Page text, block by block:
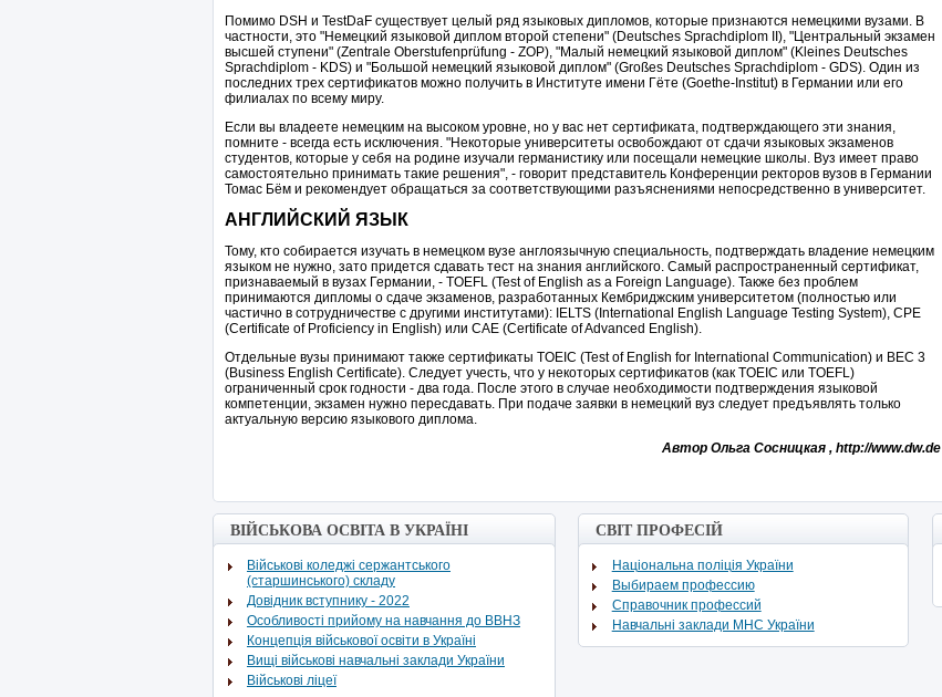
Помимо DSH и TestDaF существует целый ряд языковых дипломов, которые признаются немецкими вузами. В
частности, это "Немецкий языковой диплом второй степени" (Deutsches Sprachdiplom II), "Центральный экзамен
высшей ступени" (Zentrale Oberstufenprüfung - ZOP), "Малый немецкий языковой диплом" (Kleines Deutsches
Sprachdiplom - KDS) и "Большой немецкий языковой диплом" (Großes Deutsches Sprachdiplom - GDS). Один из
последних трех сертификатов можно получить в Институте имени Гёте (Goethe-Institut) в Германии или его
филиалах по всему миру.
Если вы владеете немецким на высоком уровне, но у вас нет сертификата, подтверждающего эти знания,
помните - всегда есть исключения. "Некоторые университеты освобождают от сдачи языковых экзаменов
студентов, которые у себя на родине изучали германистику или посещали немецкие школы. Вуз имеет право
самостоятельно принимать такие решения", - говорит представитель Конференции ректоров вузов в Германии
Томас Бём и рекомендует обращаться за соответствующими разъяснениями непосредственно в университет.
АНГЛИЙСКИЙ ЯЗЫК
Тому, кто собирается изучать в немецком вузе англоязычную специальность, подтверждать владение немецким
языком не нужно, зато придется сдавать тест на знания английского. Самый распространенный сертификат,
признаваемый в вузах Германии, - TOEFL (Test of English as a Foreign Language). Также без проблем
принимаются дипломы о сдаче экзаменов, разработанных Кембриджским университетом (полностью или
частично в сотрудничестве с другими институтами): IELTS (International English Language Testing System), CPE
(Certificate of Proficiency in English) или CAE (Certificate of Advanced English).
Отдельные вузы принимают также сертификаты TOEIC (Test of English for International Communication) и BEC 3
(Business English Certificate). Следует учесть, что у некоторых сертификатов (как TOEIC или TOEFL)
ограниченный срок годности - два года. После этого в случае необходимости подтверждения языковой
компетенции, экзамен нужно пересдавать. При подаче заявки в немецкий вуз следует предъявлять только
актуальную версию языкового диплома.
Автор Ольга Сосницкая , http://www.dw.de
ВІЙСЬКОВА ОСВІТА В УКРАЇНІ
Військові коледжі сержантського
(старшинського) складу
Довідник вступнику - 2022
Особливості прийому на навчання до ВВНЗ
Концепція військової освіти в Україні
Вищі військові навчальні заклади України
Військові ліцеї
СВІТ ПРОФЕСІЙ
Національна поліція України
Выбираем профессию
Cправочник профессий
Навчальні заклади МНС України